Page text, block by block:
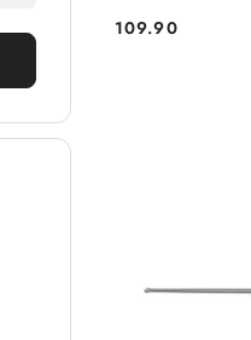
Cena:
109.90